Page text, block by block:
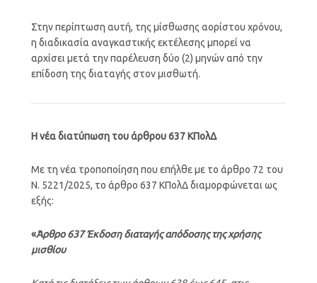
Στην περίπτωση αυτή, της μίσθωσης αορίστου χρόνου,
η διαδικασία αναγκαστικής εκτέλεσης μπορεί να
αρχίσει μετά την παρέλευση δύο (2) μηνών από την
επίδοση της διαταγής στον μισθωτή.
Η νέα διατύπωση του άρθρου 637 ΚΠολΔ
Με τη νέα τροποποίηση που επήλθε με το άρθρο 72 του
Ν. 5221/2025, το άρθρο 637 ΚΠολΔ διαμορφώνεται ως
εξής:
«Άρθρο 637 Έκδοση διαταγής απόδοσης της χρήσης
μισθίου